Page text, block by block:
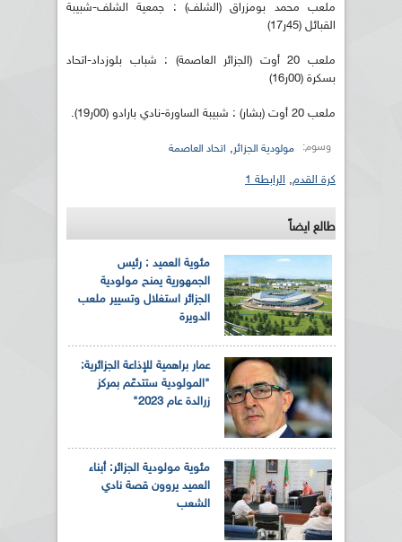
ملعب محمد بومزراق (الشلف) : جمعية الشلف-شبيبة
القبائل (45ر17)
ملعب 20 أوت (الجزائر العاصمة) : شباب بلوزداد-اتحاد
بسكرة (00ر16)
ملعب 20 أوت (بشار) : شبيبة الساورة-نادي بارادو (00ر19).
وسوم: مولودية الجزائر, اتحاد العاصمة
كرة القدم, الرابطة 1
طالع ايضاً
مئوية العميد : رئيس
الجمهورية يمنح مولودية
الجزائر استغلال وتسيير ملعب
الدويرة
عمار براهمية للإذاعة الجزائرية:
"المولودية ستتدعّم بمركز
زرالدة عام 2023"
مئوية مولودية الجزائر: أبناء
العميد يروون قصة نادي
الشعب